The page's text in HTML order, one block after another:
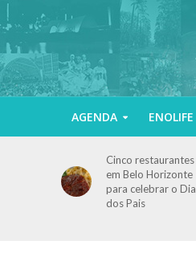
AGENDA ENOLIFE
Cinco restaurantes
em Belo Horizonte
para celebrar o Dia
dos Pais